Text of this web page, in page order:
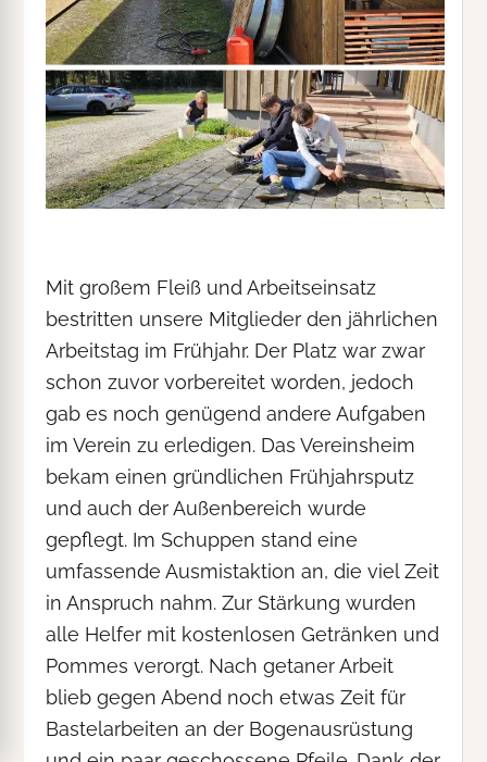
Mit großem Fleiß und Arbeitseinsatz
bestritten unsere Mitglieder den jährlichen
Arbeitstag im Frühjahr. Der Platz war zwar
schon zuvor vorbereitet worden, jedoch
gab es noch genügend andere Aufgaben
im Verein zu erledigen. Das Vereinsheim
bekam einen gründlichen Frühjahrsputz
und auch der Außenbereich wurde
gepflegt. Im Schuppen stand eine
umfassende Ausmistaktion an, die viel Zeit
in Anspruch nahm. Zur Stärkung wurden
alle Helfer mit kostenlosen Getränken und
Pommes verorgt. Nach getaner Arbeit
blieb gegen Abend noch etwas Zeit für
Bastelarbeiten an der Bogenausrüstung